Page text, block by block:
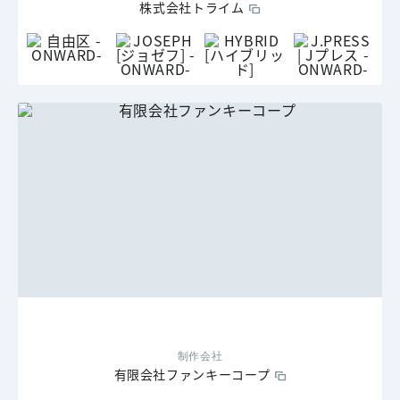
株式会社トライム
制作会社
有限会社ファンキーコープ